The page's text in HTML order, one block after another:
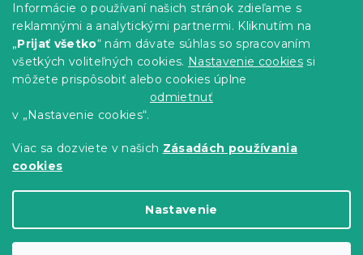
Informácie o používaní našich stránok zdieľame s
reklamnými a analytickými partnermi. Kliknutím na
„Prijať všetko“ nám dávate súhlas so spracovaním
všetkých voliteľných cookies. Nastavenie cookies si
môžete prispôsobiť alebo cookies úplne
odmietnuť
v „Nastavenie cookies“.
Viac sa dozviete v našich Zásadách používania
cookies
Nastavenie
Reklamácie a vrátenie tovaru
Kontakty
Obchodné podmienky
Podmienky ochrany osobných údajov
Pre partnerov
Copyright 2026Výpredaj obliečok. Všetky práva